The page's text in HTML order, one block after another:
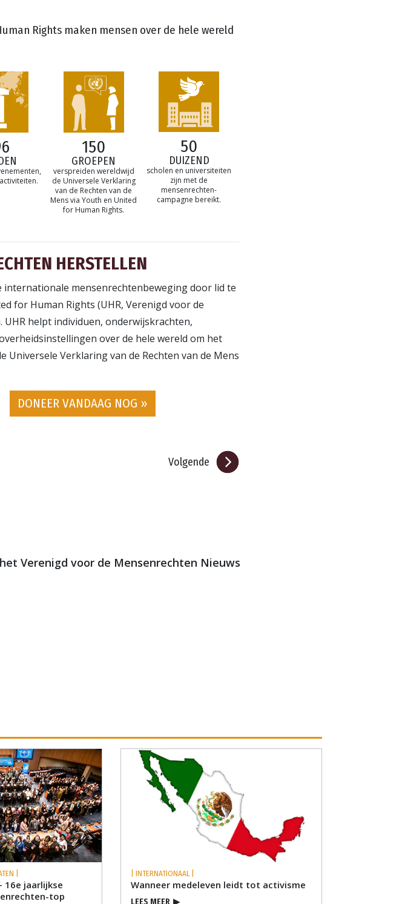
Rights maken mensen over de hele wereld
150
GROEPEN
verspreiden wereldwijd
de Universele Verklaring
van de Rechten van de
Mens via Youth en United
for Human Rights.
50
DUIZEND
scholen en universiteiten
zijn met de
mensenrechten­
campagne bereikt.
HERSTELLEN
internationale mensen­rechten­beweging door lid te
for Human Rights (UHR, Verenigd voor de
UHR helpt individuen, onderwijskrachten,
over de hele wereld om het
Universele Verklaring van de Rechten van de Mens
DONEER VANDAAG NOG »
Volgende
Verenigd voor de Mensenrechten Nieuws
|
16e jaarlijkse
top
| INTERNATIONAAL |
Wanneer medeleven leidt tot activisme